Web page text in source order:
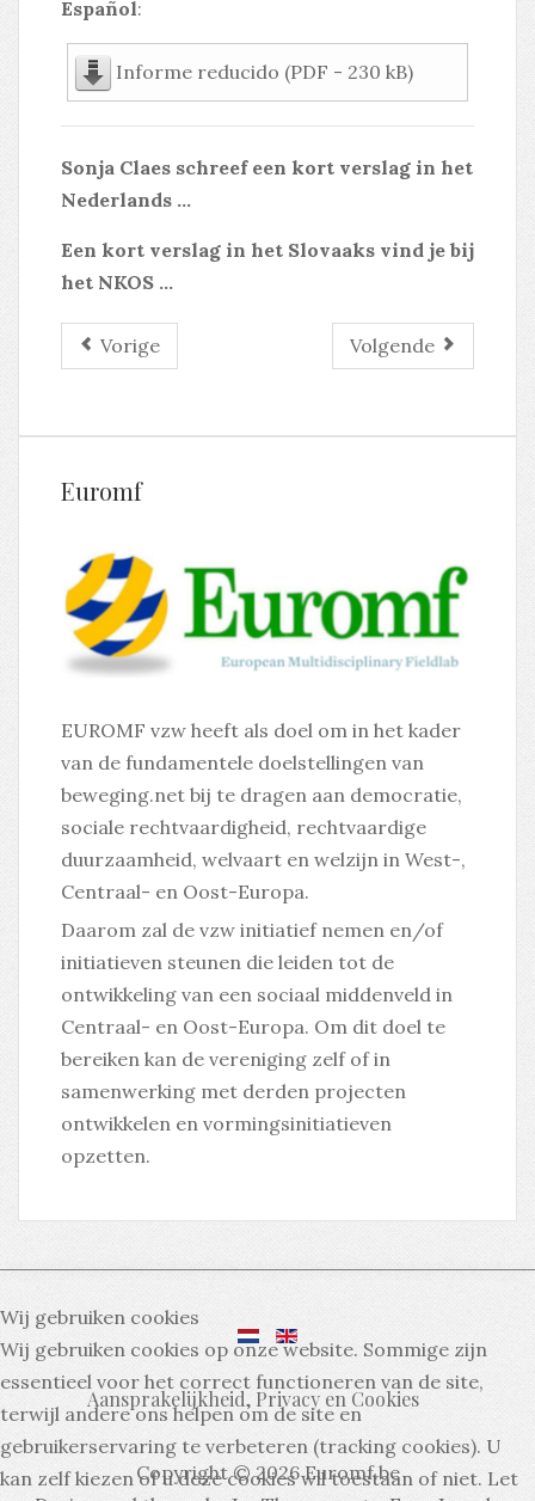
Español:
Informe reducido (PDF - 230 kB)
Sonja Claes schreef een kort verslag in het
Nederlands ...
Een kort verslag in het Slovaaks vind je bij
het NKOS ...
Vorige Volgende
Euromf
EUROMF vzw heeft als doel om in het kader
van de fundamentele doelstellingen van
beweging.net bij te dragen aan democratie,
sociale rechtvaardigheid, rechtvaardige
duurzaamheid, welvaart en welzijn in West-,
Centraal- en Oost-Europa.
Daarom zal de vzw initiatief nemen en/of
initiatieven steunen die leiden tot de
ontwikkeling van een sociaal middenveld in
Centraal- en Oost-Europa. Om dit doel te
bereiken kan de vereniging zelf of in
samenwerking met derden projecten
ontwikkelen en vormingsinitiatieven
opzetten.
Aansprakelijkheid, Privacy en Cookies
Copyright © 2026 Euromf.be
Wij gebruiken cookies
Wij gebruiken cookies op onze website. Sommige zijn
essentieel voor het correct functioneren van de site,
terwijl andere ons helpen om de site en
gebruikerservaring te verbeteren (tracking cookies). U
kan zelf kiezen of u deze cookies wil toestaan of niet. Let